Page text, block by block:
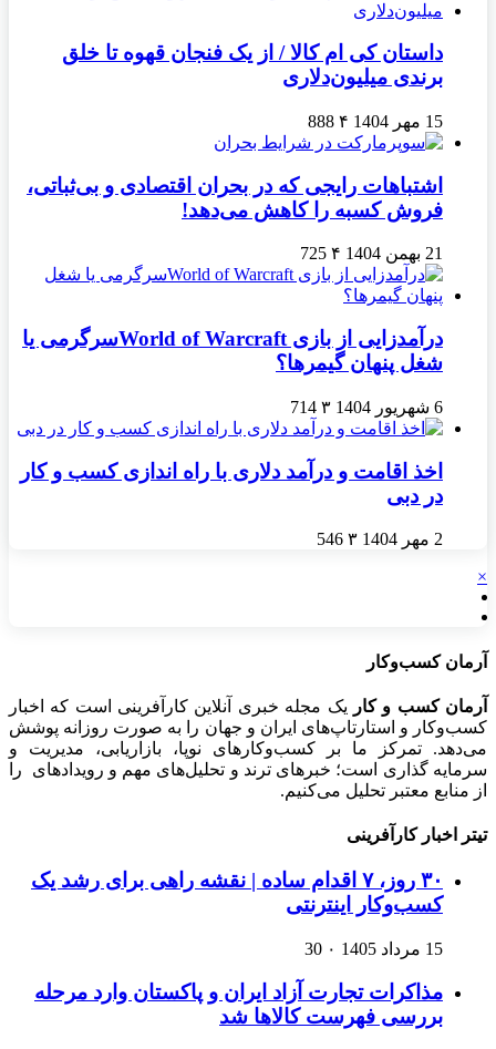
داستان کی ام کالا / از یک فنجان قهوه تا خلق
برندی میلیون‌دلاری
15 مهر 1404 ۴ 888
اشتباهات رایجی که در بحران اقتصادی و بی‌ثباتی،
فروش کسبه را کاهش می‌دهد!
21 بهمن 1404 ۴ 725
درآمدزایی از بازی World of Warcraftسرگرمی یا
شغل پنهان گیمرها؟
6 شهریور 1404 ۳ 714
اخذ اقامت و درآمد دلاری با راه اندازی کسب و کار
در دبی
2 مهر 1404 ۳ 546
×
آرمان کسب‌وکار
آرمان کسب و کار
یک مجله خبری آنلاین کارآفرینی است که اخبار
کسب‌وکار و استارتاپ‌های ایران و جهان را به صورت روزانه پوشش
می‌دهد. تمرکز ما بر کسب‌وکارهای نوپا، بازاریابی، مدیریت و
سرمایه گذاری است؛ خبرهای ترند و تحلیل‌های مهم و رویدادهای را
از منابع معتبر تحلیل می‌کنیم.
تیتر اخبار کارآفرینی
۳۰ روز، ۷ اقدام ساده | نقشه راهی برای رشد یک
کسب‌وکار اینترنتی
15 مرداد 1405 ۰ 30
مذاکرات تجارت آزاد ایران و پاکستان وارد مرحله
بررسی فهرست کالاها شد